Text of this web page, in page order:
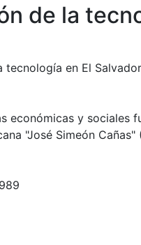
de la
tecnología en El
económicas y sociales
"José Simeón